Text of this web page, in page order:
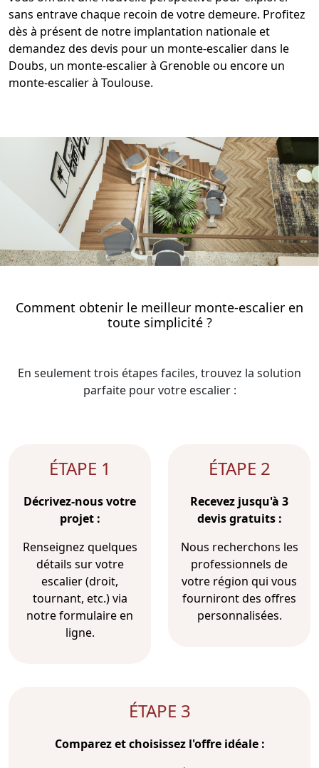
sans entrave chaque recoin de votre demeure. Profitez
dès à présent de notre implantation nationale et
demandez des devis pour un monte-escalierdans le
Doubs, un monte-escalier à Grenobleou encore un
monte-escalier à Toulouse.
Comment obtenir le meilleur monte-escalier en
toute simplicité ?
En seulement trois étapes faciles, trouvez la solution
parfaite pour votre escalier :
ÉTAPE 1
Décrivez-nous votre
projet :
Renseignez quelques
détails sur votre
escalier (droit,
tournant, etc.) via
notre formulaire en
ligne.
ÉTAPE 2
Recevez jusqu'à 3
devis gratuits :
Nous recherchons les
professionnels de
votre région qui vous
fourniront des offres
personnalisées.
ÉTAPE 3
Comparez et choisissez l'offre idéale :